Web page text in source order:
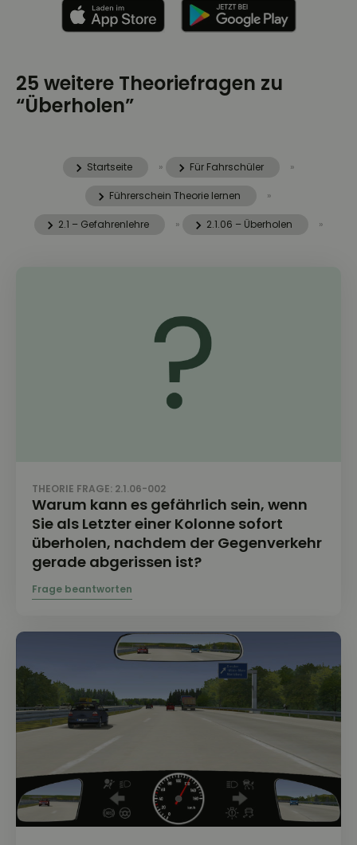
25 weitere Theoriefragen zu
“Überholen”
Startseite » Für Fahrschüler »
Führerschein Theorie lernen »
2.1 – Gefahrenlehre » 2.1.06 – Überholen »
THEORIE FRAGE: 2.1.06-002
Warum kann es gefährlich sein, wenn
Sie als Letzter einer Kolonne sofort
überholen, nachdem der Gegenverkehr
gerade abgerissen ist?